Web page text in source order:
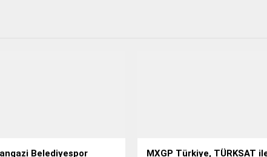
Belediyespor MXGP Türkiye, TÜRKSAT